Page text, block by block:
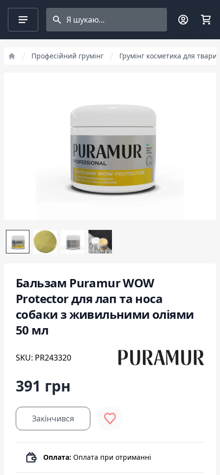
Search projects
Професійний грумінг Грумінг косметика для
Бальзам Puramur WOW
Protector для лап та носа
собаки з живильними оліями
50 мл
SKU: PR243320
391 грн
Закінчився
Оплата: Оплата при отриманні